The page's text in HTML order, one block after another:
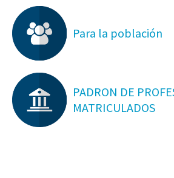
Para la población
PADRON DE
MATRICULADOS